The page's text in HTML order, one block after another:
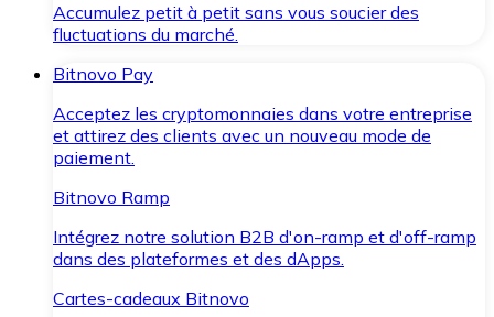
Accumulez petit à petit sans vous soucier des
fluctuations du marché.
Bitnovo Pay
Acceptez les cryptomonnaies dans votre entreprise
et attirez des clients avec un nouveau mode de
paiement.
Bitnovo Ramp
Intégrez notre solution B2B d'on-ramp et d'off-ramp
dans des plateformes et des dApps.
Cartes-cadeaux Bitnovo